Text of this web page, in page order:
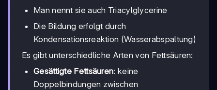
Man nennt sie auch Triacylglycerine
Die Bildung erfolgt durch
Kondensationsreaktion (Wasserabspaltung)
Es gibt unterschiedliche Arten von Fettsäuren:
Gesättigte Fettsäuren: keine
Doppelbindungen zwischen